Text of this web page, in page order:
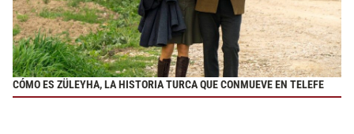
CÓMO ES ZÜLEYHA, LA HISTORIA TURCA QUE CONMUEVE EN TELEFE